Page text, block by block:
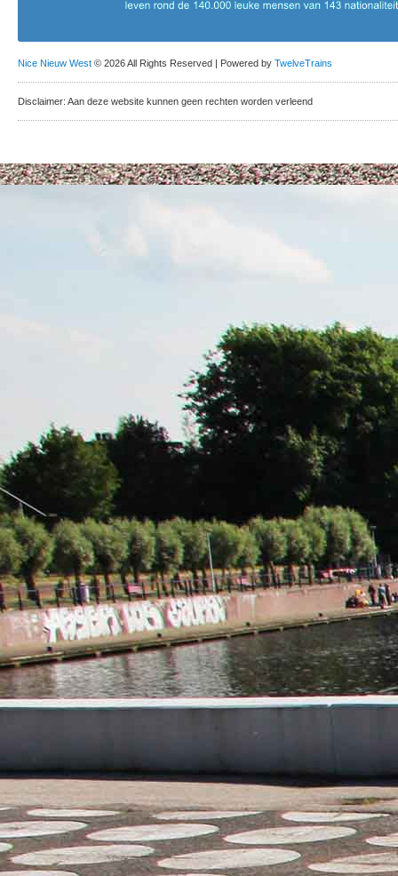
Nice Nieuw West © 2026 All Rights Reserved | Powered by TwelveTrains
Disclaimer: Aan deze website kunnen geen rechten worden verleend